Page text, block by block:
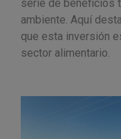
serie de beneficios
ambiente. Aquí
que esta inversión
sector alimentario.